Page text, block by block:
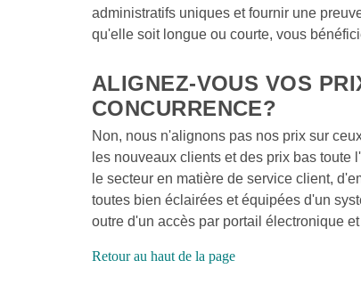
administratifs uniques et fournir une
qu'elle soit longue ou courte, vous
ALIGNEZ-VOUS VOS
CONCURRENCE?
Non, nous n'alignons pas nos prix sur
les nouveaux clients et des prix bas
le secteur en matière de service client,
toutes bien éclairées et équipées d'un
outre d'un accès par portail électronique
Retour au haut de la page